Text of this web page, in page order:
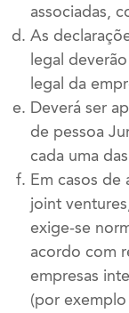
associadas,
As
legal
legal da
Deverá ser
de pessoa
cada uma
Em casos de
joint
exige-se
acordo com
empresas
(por